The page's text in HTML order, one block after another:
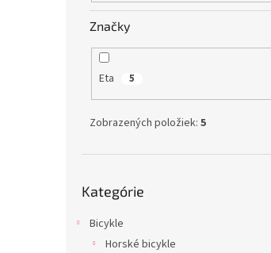
Značky
Eta 5
Zobrazených položiek: 5
kategórie
Kategórie
Bicykle
Horské bicykle